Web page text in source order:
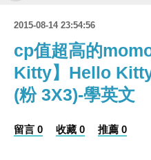
2015-08-14 23:54:56
cp值超高的
Kitty】Hello
(粉 3X3)-學英文
留言 0 收藏 0 推薦 0